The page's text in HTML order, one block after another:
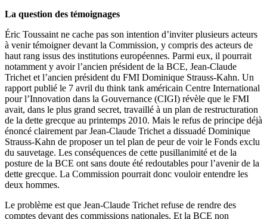
La question des témoignages
Éric Toussaint ne cache pas son intention d’inviter plusieurs acteurs
à venir témoigner devant la Commission, y compris des acteurs de
haut rang issus des institutions européennes. Parmi eux, il pourrait
notamment y avoir l’ancien président de la BCE, Jean-Claude
Trichet et l’ancien président du FMI Dominique Strauss-Kahn. Un
rapport publié le 7 avril du think tank américain Centre International
pour l’Innovation dans la Gouvernance (CIGI) révèle que le FMI
avait, dans le plus grand secret, travaillé à un plan de restructuration
de la dette grecque au printemps 2010. Mais le refus de principe déjà
énoncé clairement par Jean-Claude Trichet a dissuadé Dominique
Strauss-Kahn de proposer un tel plan de peur de voir le Fonds exclu
du sauvetage. Les conséquences de cette pusillanimité et de la
posture de la BCE ont sans doute été redoutables pour l’avenir de la
dette grecque. La Commission pourrait donc vouloir entendre les
deux hommes.
Le problème est que Jean-Claude Trichet refuse de rendre des
comptes devant des commissions nationales. Et la BCE non